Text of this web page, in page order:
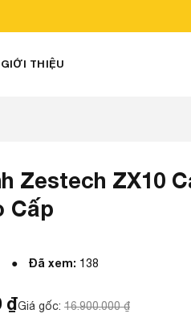
GIỚI THIỆU
Zestech ZX10
Cấp
trênđánh giá
Đã xem: 138
₫Giá gốc: 16.900.000₫